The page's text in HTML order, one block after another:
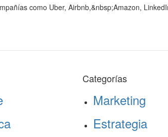
como Uber, Airbnb,&nbsp;Amazon,
Categorías
Marketing
Estrategia